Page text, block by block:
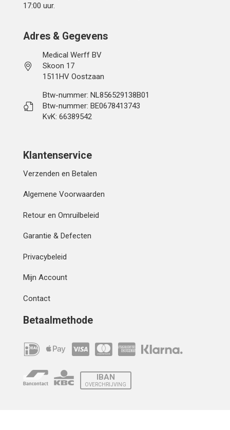
17:00 uur.
Adres & Gegevens
Medical Werff BV
Skoon 17
1511HV Oostzaan
Btw-nummer: NL856529138B01
Btw-nummer: BE0678413743
KvK: 66389542
Klantenservice
Verzenden en Betalen
Algemene Voorwaarden
Retour en Omruilbeleid
Garantie & Defecten
Privacybeleid
Mijn Account
Contact
Betaalmethode
IBAN
OVERCHRIJVING